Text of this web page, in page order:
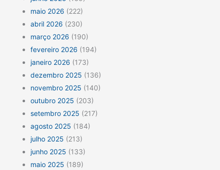
maio 2026 (222)
abril 2026 (230)
março 2026 (190)
fevereiro 2026 (194)
janeiro 2026 (173)
dezembro 2025 (136)
novembro 2025 (140)
outubro 2025 (203)
setembro 2025 (217)
agosto 2025 (184)
julho 2025 (213)
junho 2025 (133)
maio 2025 (189)